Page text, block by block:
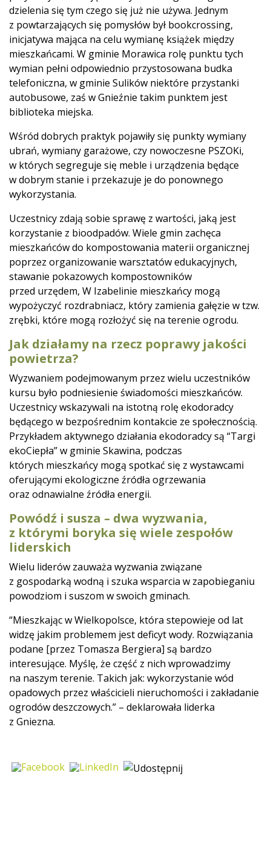
dzielenia się tym czego się już nie używa. Jednym
z powtarzających się pomysłów był bookcrossing,
inicjatywa mająca na celu wymianę książek między
mieszkańcami. W gminie Morawica rolę punktu tych
wymian pełni odpowiednio przystosowana budka
telefoniczna, w gminie Sulików niektóre przystanki
autobusowe, zaś w Gnieźnie takim punktem jest
biblioteka miejska.
Wśród dobrych praktyk pojawiły się punkty wymiany
ubrań, wymiany garażowe, czy nowoczesne PSZOKi,
w których segreguje się meble i urządzenia będące
w dobrym stanie i przekazuje je do ponownego
wykorzystania.
Uczestnicy zdają sobie sprawę z wartości, jaką jest
korzystanie z bioodpadów. Wiele gmin zachęca
mieszkańców do kompostowania materii organicznej
poprzez organizowanie warsztatów edukacyjnych,
stawanie pokazowych kompostowników
przed urzędem, W Izabelinie mieszkańcy mogą
wypożyczyć rozdrabniacz, który zamienia gałęzie w tzw.
zrębki, które mogą rozłożyć się na terenie ogrodu.
Jak działamy na rzecz poprawy jakości
powietrza?
Wyzwaniem podejmowanym przez wielu uczestników
kursu było podniesienie świadomości mieszkańców.
Uczestnicy wskazywali na istotną rolę ekodoradcy
będącego w bezpośrednim kontakcie ze społecznością.
Przykładem aktywnego działania ekodoradcy są “Targi
ekoCiepła” w gminie Skawina, podczas
których mieszkańcy mogą spotkać się z wystawcami
oferującymi ekologiczne źródła ogrzewania
oraz odnawialne źródła energii.
Powódź i susza – dwa wyzwania,
z którymi boryka się wiele zespołów
liderskich
Wielu liderów zauważa wyzwania związane
z gospodarką wodną i szuka wsparcia w zapobieganiu
powodziom i suszom w swoich gminach.
“Mieszkając w Wielkopolsce, która stepowieje od lat
widzę jakim problemem jest deficyt wody. Rozwiązania
podane [przez Tomasza Bergiera] są bardzo
interesujące. Myślę, że część z nich wprowadzimy
na naszym terenie. Takich jak: wykorzystanie wód
opadowych przez właścicieli nieruchomości i zakładanie
ogrodów deszczowych.” – deklarowała liderka
z Gniezna.